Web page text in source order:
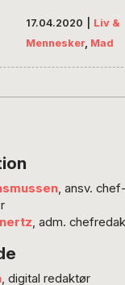
grøntsager,
det med
kan godt lide
gengæld
varen, når
er jeg ret vild
17.04.2020
Liv &
Mennesker, Mad
, ansv.
, adm.
, digital redaktør